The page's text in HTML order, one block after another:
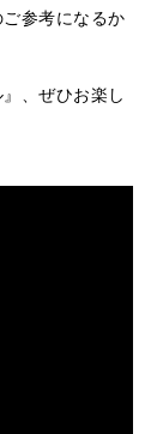
参考になるか
、ぜひお楽し